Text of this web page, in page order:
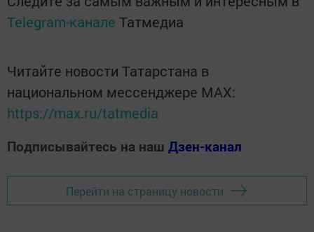
Telegram-канале Татмедиа
Читайте новости Татарстана в
национальном мессенджере MАХ:
https://max.ru/tatmedia
Подписывайтесь на наш Дзен-канал
Перейти на страницу новости